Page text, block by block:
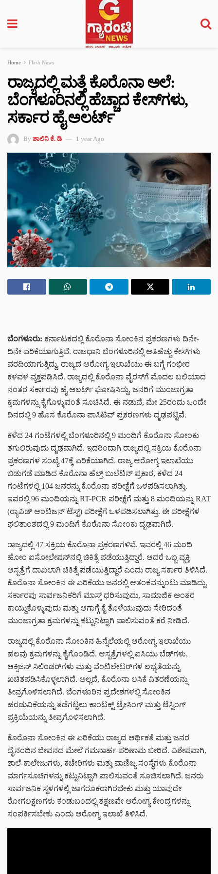
Home Flash News
ರಾಜ್ಯದಲ್ಲಿ ಮತ್ತೆ ಕೊರೊನಾ ಅಲೆ:
ಬೆಂಗಳೂರಿನಲ್ಲಿ ಹೆಚ್ಚಾದ ಕೇಸ್‌ಗಳು,
ಸರ್ಕಾರ ಹೈ ಅಲರ್ಟ್
By ಶಾಲಿನಿ ಕೆ. ಡಿ 1 year Ago
ಬೆಂಗಳೂರು: ಕರ್ನಾಟಕದಲ್ಲಿ ಕೊರೊನಾ ಸೋಂಕಿನ ಪ್ರಕರಣಗಳು ದಿನೇ-
ದಿನೇ ಏರಿಕೆಯಾಗುತ್ತಿವೆ. ರಾಜಧಾನಿ ಬೆಂಗಳೂರಿನಲ್ಲಿ ಅತಿಹೆಚ್ಚು ಕೇಸ್‌ಗಳು
ವರದಿಯಾಗುತ್ತಿದ್ದು, ರಾಜ್ಯದ ಆರೋಗ್ಯ ಇಲಾಖೆಯು ಈ ಬಗ್ಗೆ ಗಂಭೀರ
ಕಳವಳ ವ್ಯಕ್ತಪಡಿಸಿದೆ. ರಾಜ್ಯದಲ್ಲಿ ಕೊರೊನಾ ವೈರಸ್‌ಗೆ ಮೊದಲ ಬಲಿಯಾದ
ನಂತರ ಸರ್ಕಾರವು ಹೈ ಅಲರ್ಟ್ ಘೋಷಿಸಿದ್ದು, ಜನರಿಗೆ ಮುಂಜಾಗ್ರತಾ
ಕ್ರಮಗಳನ್ನು ಕೈಗೊಳ್ಳುವಂತೆ ಸೂಚಿಸಿದೆ. ಈ ನಡುವೆ, ಮೇ 25ರಂದು ಒಂದೇ
ದಿನದಲ್ಲಿ 9 ಹೊಸ ಕೊರೊನಾ ಪಾಸಿಟಿವ್ ಪ್ರಕರಣಗಳು ದೃಢಪಟ್ಟಿವೆ.
ಕಳೆದ 24 ಗಂಟೆಗಳಲ್ಲಿ ಬೆಂಗಳೂರಿನಲ್ಲಿ 9 ಮಂದಿಗೆ ಕೊರೊನಾ ಸೋಂಕು
ತಗುಲಿರುವುದು ದೃಢವಾಗಿದೆ. ಇದರಿಂದಾಗಿ ರಾಜ್ಯದಲ್ಲಿ ಸಕ್ರಿಯ ಕೊರೊನಾ
ಪ್ರಕರಣಗಳ ಸಂಖ್ಯೆ 47ಕ್ಕೆ ಏರಿಕೆಯಾಗಿದೆ. ರಾಜ್ಯ ಆರೋಗ್ಯ ಇಲಾಖೆಯು
ಬಿಡುಗಡೆ ಮಾಡಿದ ಕೊರೊನಾ ಹೆಲ್ತ್ ಬುಲೆಟಿನ್ ಪ್ರಕಾರ, ಕಳೆದ 24
ಗಂಟೆಗಳಲ್ಲಿ 104 ಜನರನ್ನು ಕೊರೊನಾ ಪರೀಕ್ಷೆಗೆ ಒಳಪಡಿಸಲಾಗಿತ್ತು.
ಇವರಲ್ಲಿ 96 ಮಂದಿಯನ್ನು RT-PCR ಪರೀಕ್ಷೆಗೆ ಮತ್ತು 8 ಮಂದಿಯನ್ನು RAT
(ರ‍್ಯಾಪಿಡ್ ಆಂಟಿಜನ್ ಟೆಸ್ಟ್) ಪರೀಕ್ಷೆಗೆ ಒಳಪಡಿಸಲಾಗಿತ್ತು. ಈ ಪರೀಕ್ಷೆಗಳ
ಫಲಿತಾಂಶದಲ್ಲಿ 9 ಮಂದಿಗೆ ಕೊರೊನಾ ಸೋಂಕು ದೃಢವಾಗಿದೆ.
ರಾಜ್ಯದಲ್ಲಿ 47 ಸಕ್ರಿಯ ಕೊರೊನಾ ಪ್ರಕರಣಗಳಿವೆ. ಇವರಲ್ಲಿ 46 ಮಂದಿ
ಹೋಂ ಐಸೋಲೇಷನ್‌ನಲ್ಲಿ ಚಿಕಿತ್ಸೆ ಪಡೆಯುತ್ತಿದ್ದಾರೆ. ಆದರೆ ಒಬ್ಬ ವ್ಯಕ್ತಿ
ಆಸ್ಪತ್ರೆಗೆ ದಾಖಲಾಗಿ ಚಿಕಿತ್ಸೆ ಪಡೆಯುತ್ತಿದ್ದಾರೆ ಎಂದು ರಾಜ್ಯ ಸರ್ಕಾರ ತಿಳಿಸಿದೆ.
ಕೊರೊನಾ ಸೋಂಕಿನ ಈ ಏರಿಕೆಯು ಜನರಲ್ಲಿ ಆತಂಕವನ್ನುಂಟು ಮಾಡಿದ್ದು,
ಸರ್ಕಾರವು ಸಾರ್ವಜನಿಕರಿಗೆ ಮಾಸ್ಕ್ ಧರಿಸುವುದು, ಸಾಮಾಜಿಕ ಅಂತರ
ಕಾಯ್ದುಕೊಳ್ಳುವುದು ಮತ್ತು ಆಗಾಗ್ಗೆ ಕೈ ತೊಳೆಯುವುದು ಸೇರಿದಂತೆ
ಮುಂಜಾಗ್ರತಾ ಕ್ರಮಗಳನ್ನು ಕಟ್ಟುನಿಟ್ಟಾಗಿ ಪಾಲಿಸುವಂತೆ ಕರೆ ನೀಡಿದೆ.
ರಾಜ್ಯದಲ್ಲಿ ಕೊರೊನಾ ಸೋಂಕಿನ ಹಿನ್ನೆಲೆಯಲ್ಲಿ ಆರೋಗ್ಯ ಇಲಾಖೆಯು
ಹಲವು ಕ್ರಮಗಳನ್ನು ಕೈಗೊಂಡಿದೆ. ಆಸ್ಪತ್ರೆಗಳಲ್ಲಿ ಐಸಿಯು ಬೆಡ್‌ಗಳು,
ಆಕ್ಸಿಜನ್ ಸಿಲಿಂಡರ್‌ಗಳು ಮತ್ತು ವೆಂಟಿಲೇಟರ್‌ಗಳ ಲಭ್ಯತೆಯನ್ನು
ಖಚಿತಪಡಿಸಿಕೊಳ್ಳಲಾಗಿದೆ. ಅಲ್ಲದೆ, ಕೊರೊನಾ ಲಸಿಕೆ ವಿತರಣೆಯನ್ನು
ತೀವ್ರಗೊಳಿಸಲಾಗಿದೆ. ಬೆಂಗಳೂರಿನ ಪ್ರದೇಶಗಳಲ್ಲಿ ಸೋಂಕಿನ
ಹರಡುವಿಕೆಯನ್ನು ತಡೆಗಟ್ಟಲು ಕಾಂಟಕ್ಟ್ ಟ್ರೇಸಿಂಗ್ ಮತ್ತು ಟೆಸ್ಟಿಂಗ್
ಪ್ರಕ್ರಿಯೆಯನ್ನು ತೀವ್ರಗೊಳಿಸಲಾಗಿದೆ.
ಕೊರೊನಾ ಸೋಂಕಿನ ಈ ಏರಿಕೆಯು ರಾಜ್ಯದ ಆರ್ಥಿಕತೆ ಮತ್ತು ಜನರ
ದೈನಂದಿನ ಜೀವನದ ಮೇಲೆ ಗಮನಾರ್ಹ ಪರಿಣಾಮ ಬೀರಿದೆ. ವಿಶೇಷವಾಗಿ,
ಶಾಲೆ-ಕಾಲೇಜುಗಳು, ಕಚೇರಿಗಳು ಮತ್ತು ವಾಣಿಜ್ಯ ಸಂಸ್ಥೆಗಳು ಕೊರೊನಾ
ಮಾರ್ಗಸೂಚಿಗಳನ್ನು ಕಟ್ಟುನಿಟ್ಟಾಗಿ ಪಾಲಿಸುವಂತೆ ಸೂಚಿಸಲಾಗಿದೆ. ಜನರು
ಸಾರ್ವಜನಿಕ ಸ್ಥಳಗಳಲ್ಲಿ ಜಾಗರೂಕರಾಗಿರಬೇಕು ಮತ್ತು ಯಾವುದೇ
ರೋಗಲಕ್ಷಣಗಳು ಕಂಡುಬಂದಲ್ಲಿ ತಕ್ಷಣವೇ ಆರೋಗ್ಯ ಕೇಂದ್ರಗಳನ್ನು
ಸಂಪರ್ಕಿಸಬೇಕು ಎಂದು ಆರೋಗ್ಯ ಇಲಾಖೆ ತಿಳಿಸಿದೆ.